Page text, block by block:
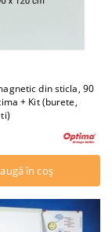
din sticla, 90
+ Kit (burete,